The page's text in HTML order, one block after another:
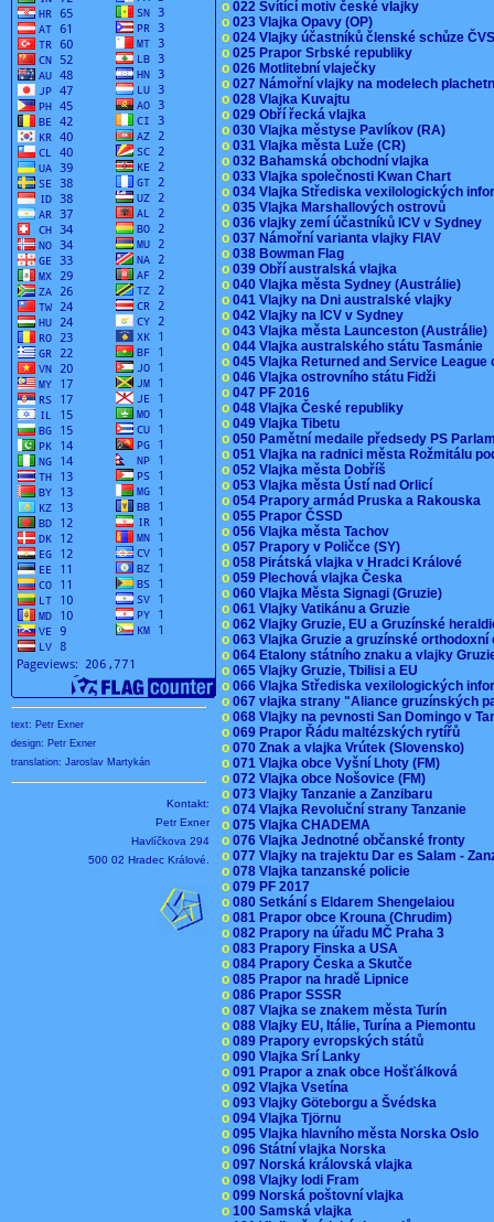
text: Petr Exner
design: Petr Exner
translation: Jaroslav Martykán
Kontakt:
Petr Exner
Havlíčkova 294
500 02 Hradec Králové.
o 022 Svítící motiv české vlajky
o 023 Vlajka Opavy (OP)
o 024 Vlajky účastníků členské schůze
o 025 Prapor Srbské republiky
o 026 Motlitební vlaječky
o 027 Námořní vlajky na modelech
o 028 Vlajka Kuvajtu
o 029 Obří řecká vlajka
o 030 Vlajka městyse Pavlíkov (RA)
o 031 Vlajka města Luže (CR)
o 032 Bahamská obchodní vlajka
o 033 Vlajka společnosti Kwan Chart
o 034 Vlajka Střediska vexilologických
o 035 Vlajka Marshallových ostrovů
o 036 vlajky zemí účastníků ICV v Sydney
o 037 Námořní varianta vlajky FIAV
o 038 Bowman Flag
o 039 Obří australská vlajka
o 040 Vlajka města Sydney (Austrálie)
o 041 Vlajky na Dni australské vlajky
o 042 Vlajky na ICV v Sydney
o 043 Vlajka města Launceston (Austrálie)
o 044 Vlajka australského státu Tasmánie
o 045 Vlajka Returned and Service
o 046 Vlajka ostrovního státu Fidži
o 047 PF 2016
o 048 Vlajka České republiky
o 049 Vlajka Tibetu
o 050 Pamětní medaile předsedy PS
o 051 Vlajka na radnici města Rožmitálu
o 052 Vlajka města Dobříš
o 053 Vlajka města Ústí nad Orlicí
o 054 Prapory armád Pruska a Rakouska
o 055 Prapor ČSSD
o 056 Vlajka města Tachov
o 057 Prapory v Poličce (SY)
o 058 Pirátská vlajka v Hradci Králové
o 059 Plechová vlajka Česka
o 060 Vlajka Města Signagi (Gruzie)
o 061 Vlajky Vatikánu a Gruzie
o 062 Vlajky Gruzie, EU a Gruzínské
o 063 Vlajka Gruzie a gruzínské
o 064 Etalony státního znaku a vlajky
o 065 Vlajky Gruzie, Tbilisi a EU
o 066 Vlajka Střediska vexilologických
o 067 vlajka strany "Aliance gruzínských
o 068 Vlajky na pevnosti San Domingo v
o 069 Prapor Řádu maltézských rytířů
o 070 Znak a vlajka Vrútek (Slovensko)
o 071 Vlajka obce Vyšní Lhoty (FM)
o 072 Vlajka obce Nošovice (FM)
o 073 Vlajky Tanzanie a Zanzibaru
o 074 Vlajka Revoluční strany Tanzanie
o 075 Vlajka CHADEMA
o 076 Vlajka Jednotné občanské fronty
o 077 Vlajky na trajektu Dar es Salam -
o 078 Vlajka tanzanské policie
o 079 PF 2017
o 080 Setkání s Eldarem Shengelaiou
o 081 Prapor obce Krouna (Chrudim)
o 082 Prapory na úřadu MČ Praha 3
o 083 Prapory Finska a USA
o 084 Prapory Česka a Skutče
o 085 Prapor na hradě Lipnice
o 086 Prapor SSSR
o 087 Vlajka se znakem města Turín
o 088 Vlajky EU, Itálie, Turína a Piemontu
o 089 Prapory evropských států
o 090 Vlajka Srí Lanky
o 091 Prapor a znak obce Hošťálková
o 092 Vlajka Vsetína
o 093 Vlajky Göteborgu a Švédska
o 094 Vlajka Tjörnu
o 095 Vlajka hlavního města Norska Oslo
o 096 Státní vlajka Norska
o 097 Norská královská vlajka
o 098 Vlajky lodi Fram
o 099 Norská poštovní vlajka
o 100 Samská vlajka